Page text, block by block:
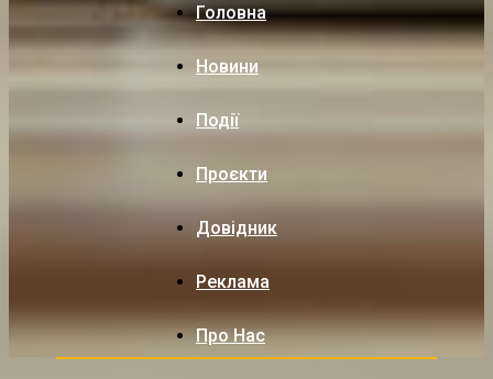
Головна
Новини
Події
Проєкти
Довідник
Реклама
Про Нас